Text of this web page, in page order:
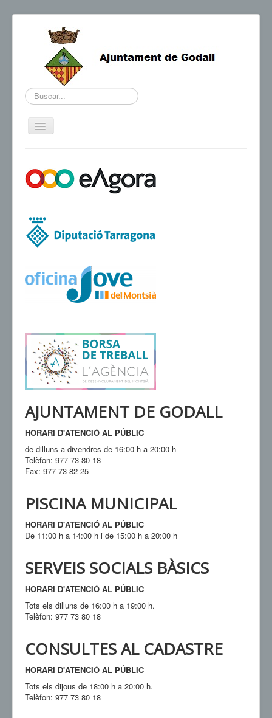
Buscar...
Cambiar
navegación
AGENDA I NOTÍCIES
HORARIS D'INTERÈS
CONTACTE
TRÀMITS
VENDA D'ENTRADES
AJUNTAMENT DE GODALL
HORARI D'ATENCIÓ AL PÚBLIC
de dilluns a divendres de 16:00 h a 20:00 h
Telèfon: 977 73 80 18
Fax: 977 73 82 25
PISCINA MUNICIPAL
HORARI D'ATENCIÓ AL PÚBLIC
De 11:00 h a 14:00 h i de 15:00 h a 20:00 h
SERVEIS SOCIALS BÀSICS
HORARI D'ATENCIÓ AL PÚBLIC
Tots els dilluns de 16:00 h a 19:00 h.
Telèfon: 977 73 80 18
CONSULTES AL CADASTRE
HORARI D'ATENCIÓ AL PÚBLIC
Tots els dijous de 18:00 h a 20:00 h.
Telèfon: 977 73 80 18